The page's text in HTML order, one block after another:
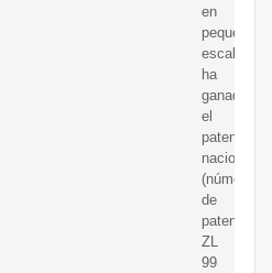
en
pequeña
escala
ha
ganado
el
patente
nacional
(número
de
patente:
ZL
99